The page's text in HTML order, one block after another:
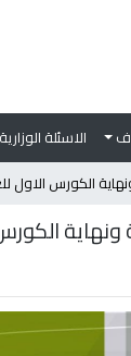
الاسئلة الوزارية
الاول للعام
الكورس